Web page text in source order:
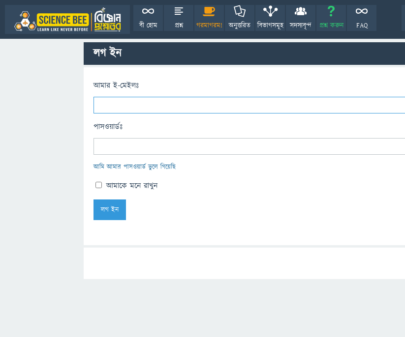
বী হোম প্রশ্ন গরমাগরম! অনুত্তরিত বিভাগসমূহ সদস্যবৃন্দ প্রশ্ন করুন FAQ
লগ ইন
আমার ই-মেইলঃ
পাসওয়ার্ডঃ
আমি আমার পাসওয়ার্ড ভুলে গিয়েছি
আমাকে মনে রাখুন